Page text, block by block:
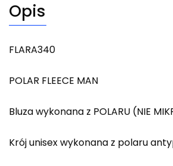
Opis
FLARA340
POLAR FLEECE MAN
Bluza wykonana z POLARU (NIE
Krój unisex wykonana z polaru